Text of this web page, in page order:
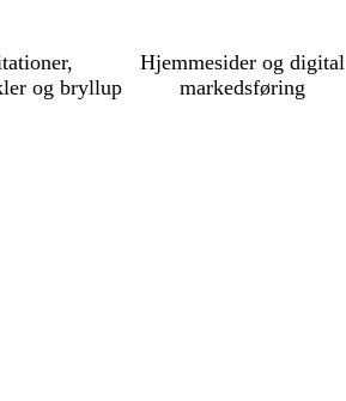
og bryllup
Hjemmesider og digital
markedsføring